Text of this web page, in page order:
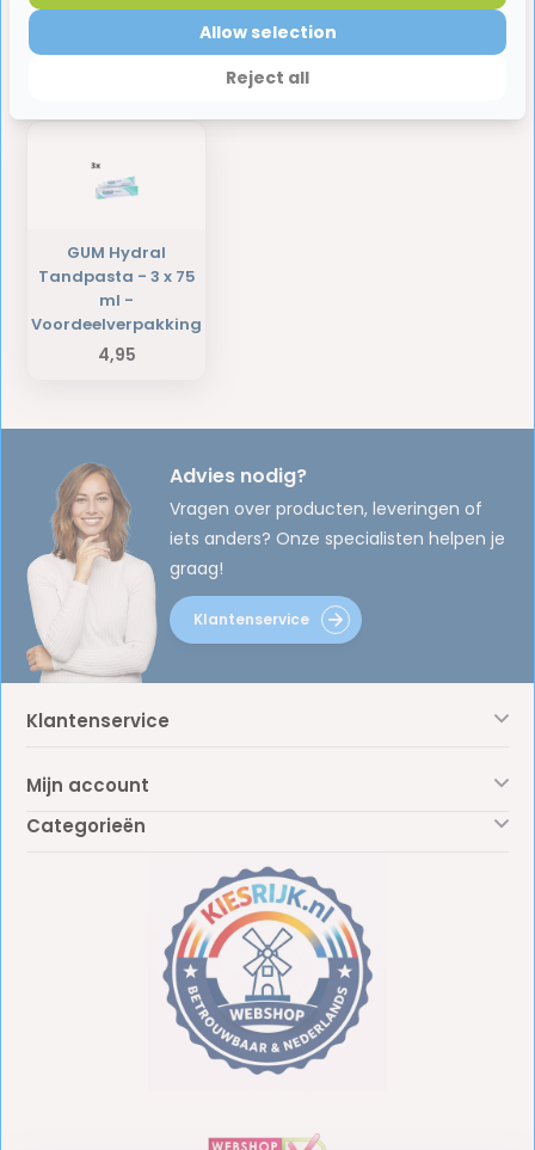
Laatst bekeken producten
GUM Hydral
Tandpasta - 3 x 75
ml -
Voordeelverpakking
4,95
Advies nodig?
Vragen over producten, leveringen of
iets anders? Onze specialisten helpen je
graag!
Klantenservice
Klantenservice
Mijn account
Categorieën
Reject all
Allow selection